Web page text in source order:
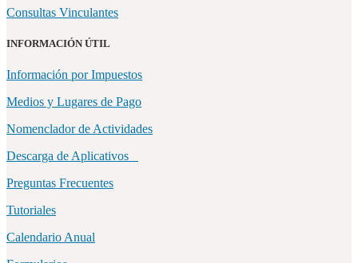
Consultas Vinculantes
INFORMACIÓN ÚTIL
Información por Impuestos
Medios y Lugares de Pago
Nomenclador de Actividades
Descarga de Aplicativos
Preguntas Frecuentes
Tutoriales
Calendario Anual